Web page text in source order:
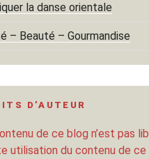
la danse orientale
– Beauté – Gourmandise
D’AUTEUR
de ce blog n’est pas
utilisation du contenu de ce